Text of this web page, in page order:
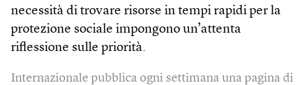
necessità di trovare risorse in tempi rapidi per la
protezione sociale impongono un’attenta
riflessione sulle priorità.
Internazionale pubblica ogni settimana una pagina di